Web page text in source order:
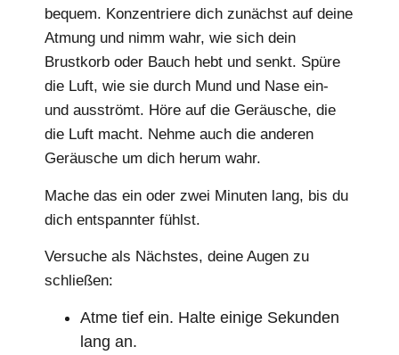
bequem. Konzentriere dich zunächst auf deine
Atmung und nimm wahr, wie sich dein
Brustkorb oder Bauch hebt und senkt. Spüre
die Luft, wie sie durch Mund und Nase ein-
und ausströmt. Höre auf die Geräusche, die
die Luft macht. Nehme auch die anderen
Geräusche um dich herum wahr.
Mache das ein oder zwei Minuten lang, bis du
dich entspannter fühlst.
Versuche als Nächstes, deine Augen zu
schließen:
Atme tief ein. Halte einige Sekunden
lang an.